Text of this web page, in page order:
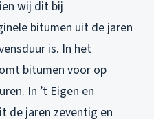
wij dit bij
bitumen uit de jaren
is. In het
bitumen voor op
In ’t Eigen en
de jaren zeventig en